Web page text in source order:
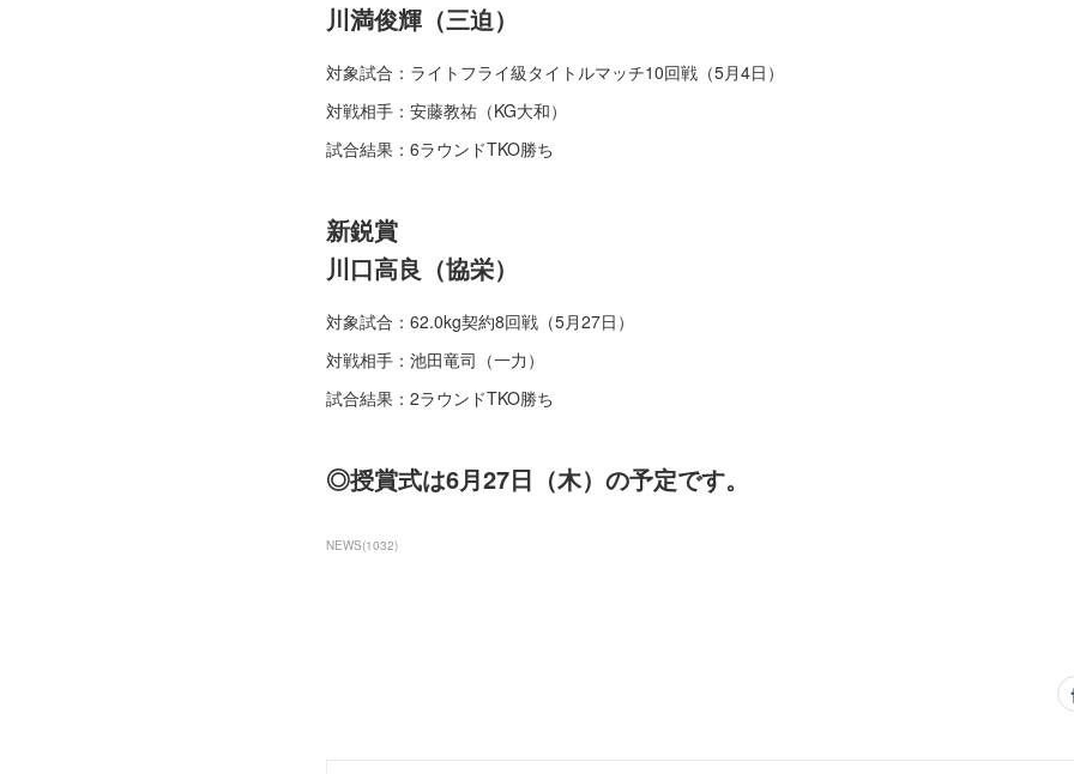
川満俊輝（三迫）
対象試合：ライトフライ級タイトルマッチ10回戦（5月4日）
対戦相手：安藤教祐（KG大和）
試合結果：6ラウンドTKO勝ち
新鋭賞
川口高良（協栄）
対象試合：62.0kg契約8回戦（5月27日）
対戦相手：池田竜司（一力）
試合結果：2ラウンドTKO勝ち
◎授賞式は6月27日（木）の予定です。
NEWS(1032)